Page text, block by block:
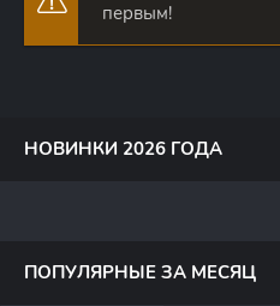
первым!
НОВИНКИ 2026 ГОДА
ПОПУЛЯРНЫЕ ЗА МЕСЯЦ